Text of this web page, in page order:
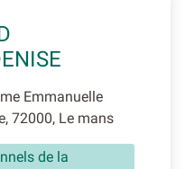
Emmanuelle
72000, Le mans
de la